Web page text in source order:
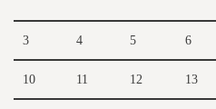
3 4 5 6
10 11 12 13